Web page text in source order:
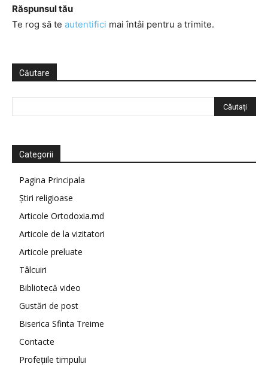
Răspunsul tău
Te rog să te autentifici mai întâi pentru a trimite.
Căutare
Categorii
Pagina Principala
Știri religioase
Articole Ortodoxia.md
Articole de la vizitatori
Articole preluate
Tâlcuiri
Bibliotecă video
Gustări de post
Biserica Sfinta Treime
Contacte
Profețiile timpului